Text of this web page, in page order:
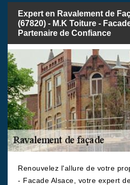
Expert en Ravalement de
(67820) - M.K Toiture -
Partenaire de Confiance
Renouvelez l'allure de votre
- Facade Alsace, votre expert